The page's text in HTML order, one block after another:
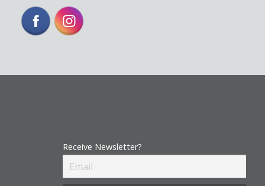
Receive Newsletter?